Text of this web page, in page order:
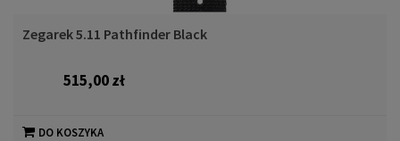
Zegarek 5.11 Pathfinder Black
515,00 zł
DO KOSZYKA